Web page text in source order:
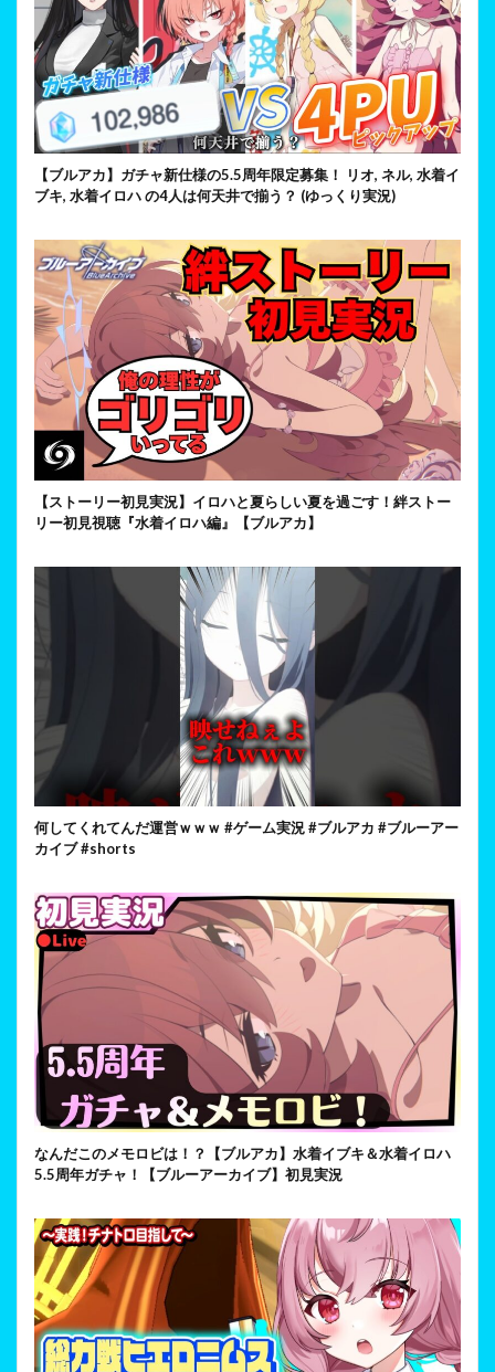
【ブルアカ】ガチャ新仕様の5.5周年限定募集！ リオ, ネル, 水着イ
ブキ, 水着イロハ の4人は何天井で揃う？ (ゆっくり実況)
【ストーリー初見実況】イロハと夏らしい夏を過ごす！絆ストー
リー初見視聴『水着イロハ編』【ブルアカ】
何してくれてんだ運営ｗｗｗ #ゲーム実況 #ブルアカ #ブルーアー
カイブ #shorts
なんだこのメモロビは！？【ブルアカ】水着イブキ＆水着イロハ
5.5周年ガチャ！【ブルーアーカイブ】初見実況